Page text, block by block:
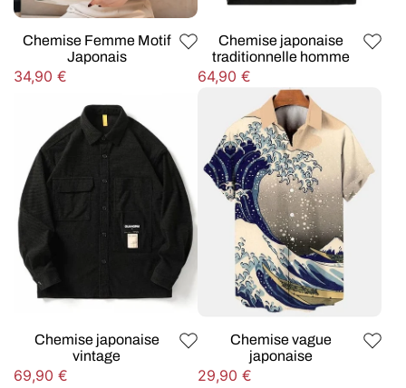
Chemise Femme Motif
Japonais
Prix
34,90 €
Chemise japonaise
traditionnelle homme
Prix
64,90 €
Chemise japonaise
vintage
Prix
69,90 €
Chemise vague
japonaise
Prix
29,90 €